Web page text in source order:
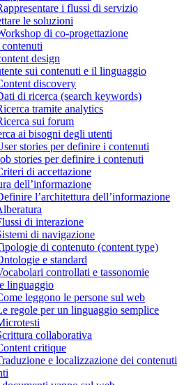
i flussi di servizio
le soluzioni
di co-progettazione
design
sui contenuti e il linguaggio
discovery
di ricerca (search keywords)
tramite analytics
sui forum
ai bisogni degli utenti
stories per definire i contenuti
stories per definire i contenuti
di accettazione
dell’informazione
l’architettura dell’informazione
di interazione
di navigazione
di contenuto (content type)
e standard
controllati e tassonomie
linguaggio
leggono le persone sul web
regole per un linguaggio semplice
collaborativa
critique
e localizzazione dei contenuti